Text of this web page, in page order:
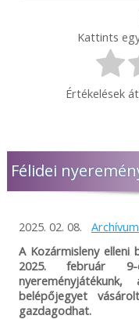
Kattints
Értékelések
Félidei
2025. 02. 08.
A Kozármisleny elleni
2025. február
belépőjegyet
gazdagodhat.